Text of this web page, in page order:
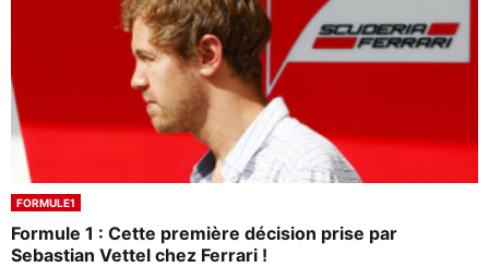
FORMULE1
Formule 1 : Cette première décision prise par
Sebastian Vettel chez Ferrari !